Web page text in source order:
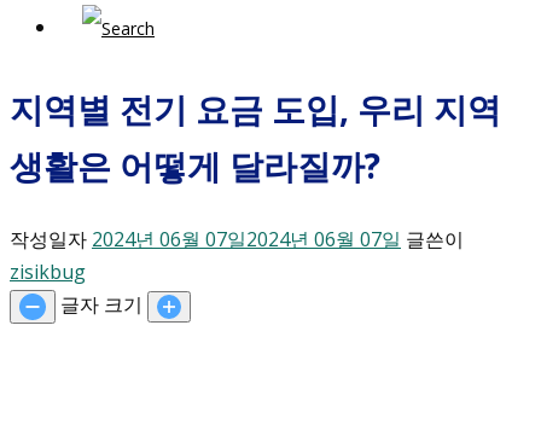
지역별 전기 요금 도입, 우리 지역
생활은 어떻게 달라질까?
작성일자 2024년 06월 07일2024년 06월 07일 글쓴이
zisikbug
글자 크기